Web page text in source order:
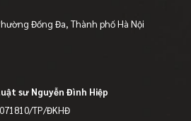
Đống Đa, Thành phố Hà Nội
sư Nguyễn Đình Hiệp
TP/ĐKHĐ